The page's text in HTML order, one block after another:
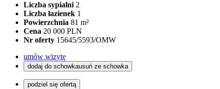
Liczba sypialni 2
Liczba łazienek 1
Powierzchnia 81 m²
Cena 20 000 PLN
Nr oferty 15645/5593/OMW
umów wizytę
dodaj do schowkausuń ze schowka
podziel się ofertą